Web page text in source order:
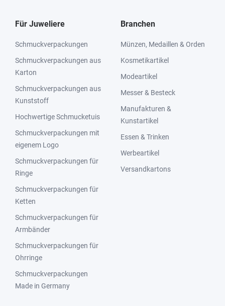
Für Juweliere
Schmuckverpackungen
Schmuckverpackungen aus
Karton
Schmuckverpackungen aus
Kunststoff
Hochwertige Schmucketuis
Schmuckverpackungen mit
eigenem Logo
Schmuckverpackungen für
Ringe
Schmuckverpackungen für
Ketten
Schmuckverpackungen für
Armbänder
Schmuckverpackungen für
Ohrringe
Schmuckverpackungen
Made in Germany
Branchen
Münzen, Medaillen & Orden
Kosmetikartikel
Modeartikel
Messer & Besteck
Manufakturen &
Kunstartikel
Essen & Trinken
Werbeartikel
Versandkartons